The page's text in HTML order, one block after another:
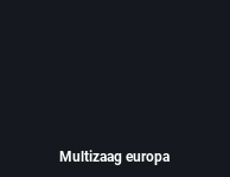
Multizaag europa